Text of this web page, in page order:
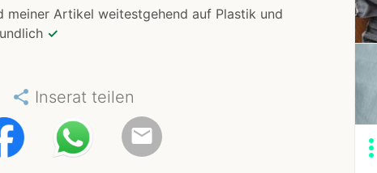
more_vert
meiner Artikel weitestgehend auf Plastik und
✓
share Inserat teilen
email